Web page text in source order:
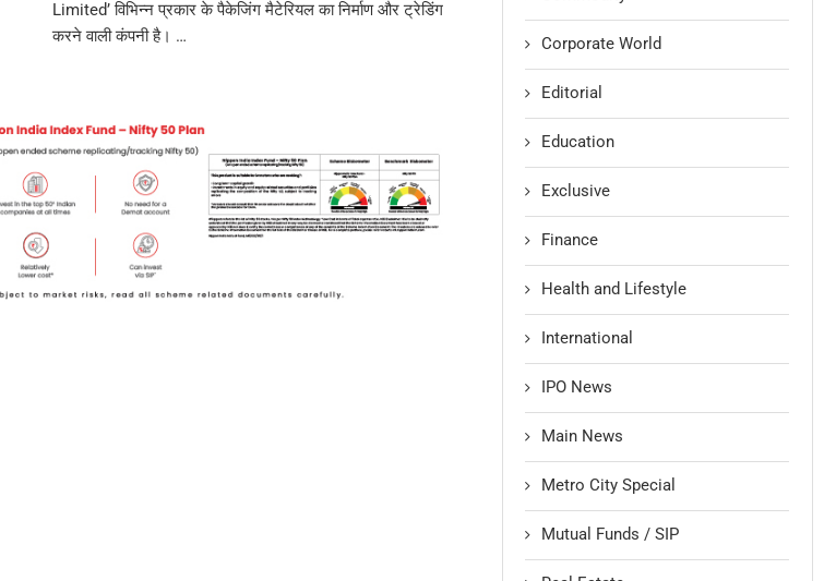
Limited’ विभिन्न प्रकार के पैकेजिंग मैटेरियल का निर्माण और ट्रेडिंग
करने वाली कंपनी है। …
Corporate World
Editorial
Education
Exclusive
Finance
Health and Lifestyle
International
IPO News
Main News
Metro City Special
Mutual Funds / SIP